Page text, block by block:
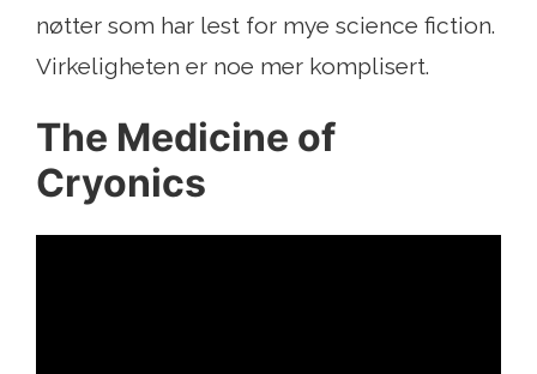
nøtter som har lest for mye science fiction.
Virkeligheten er noe mer komplisert.
The Medicine of
Cryonics